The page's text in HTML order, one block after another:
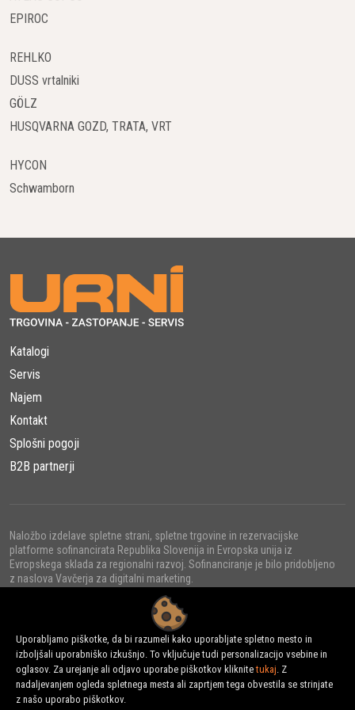
DXR 140
impresivno moč in natančnost za rušenje betona, opeke in
DXR 270
DXR 300: Ta model je največji in najmočnejši v seriji.
Zasnovan je za težke in zahtevne naloge, kot so rušenje
debelih betonskih sten in temeljev. Kljub svoji velikosti je
še vedno prenosen in omogoča enostavno upravljanje.
Namen in Uporaba
Rušilni roboti DXR Husqvarna Construction se uporabljajo za
širok spekter nalog v gradbeni industriji. Njihov glavni namen je
rušenje in odstranjevanje betona, opeke, kamna, keramike in
drugih trdnih materialov. Uporabljajo se lahko pri različnih
projektih, kot so:
spopadajo z rušenjem notranjih in zunanjih sten ter
stropov.
Odstranjevanje talnih oblog
prostorov je enostavno odstraniti stare talne obloge, kot
so keramične ploščice, s pomočjo rušilnih robotov.
Rušenje temeljev: Za rušenje betonskih temeljev in
fundacij so rušilni roboti odlična izbira.
Uporabljamo piškotke, da bi razumeli kako uporabljate spletno mesto in
izboljšali uporabniško izkušnjo. To vključuje tudi personalizacijo vsebine in
oglasov. Za urejanje ali odjavo uporabe piškotkov kliknitetukaj. Z
nadaljevanjem ogleda spletnega mesta ali zaprtjem tega obvestila se strinjate
z našo uporabo piškotkov.
EPIROC
REHLKO
DUSS vrtalniki
GÖLZ
HUSQVARNA GOZD, TRATA, VRT
HYCON
Schwamborn
Katalogi
Servis
Najem
Kontakt
Splošni pogoji
B2B partnerji
Naložbo izdelave spletne strani, spletne trgovine in rezervacijske
platforme sofinancirata Republika Slovenija in Evropska unija iz
Evropskega sklada za regionalni razvoj. Sofinanciranje je bilo pridobljeno
z naslova Vavčerja za digitalni marketing.
© 2022 - URNI d.o.o., Vse pravice pridržane.